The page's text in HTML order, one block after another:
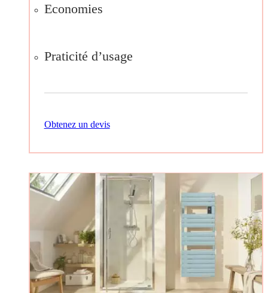
Economies
Praticité d’usage
Obtenez un devis